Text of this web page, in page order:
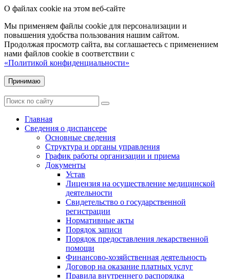
О файлах cookie на этом веб-сайте
Мы применяем файлы cookie для персонализации и
повышения удобства пользования нашим сайтом.
Продолжая просмотр сайта, вы соглашаетесь с применением
нами файлов cookie в соответствии с
«Политикой конфиденциальности»
Принимаю
Главная
Сведения о диспансере
Основные сведения
Структура и органы управления
График работы организации и приема
Документы
Устав
Лицензия на осуществление медицинской
деятельности
Свидетельство о государственной
регистрации
Нормативные акты
Порядок записи
Порядок предоставления лекарственной
помощи
Финансово-хозяйственная деятельность
Договор на оказание платных услуг
Правила внутреннего распорядка